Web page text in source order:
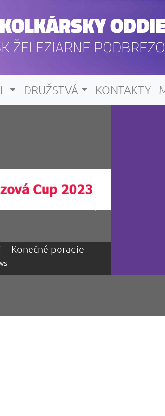
KOLKÁRSKY
ŽELEZIARNE
DRUŽSTVÁ KONTAKTY
– Konečné poradie